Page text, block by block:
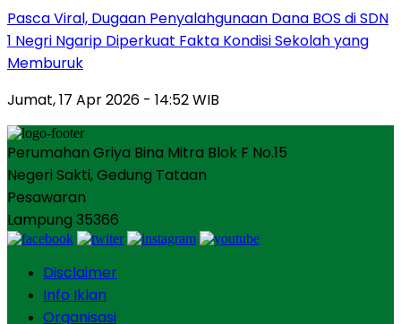
Pasca Viral, Dugaan Penyalahgunaan Dana BOS di SDN
1 Negri Ngarip Diperkuat Fakta Kondisi Sekolah yang
Memburuk
Jumat, 17 Apr 2026 - 14:52 WIB
Perumahan Griya Bina Mitra Blok F No.15
Negeri Sakti, Gedung Tataan
Pesawaran
Lampung 35366
Disclaimer
Info Iklan
Organisasi